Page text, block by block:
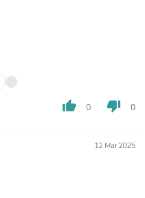
thumb_up 0 thumb_down 0
12 Mar 2025